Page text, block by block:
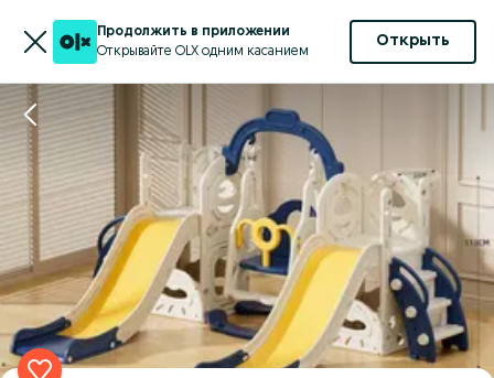
Продолжить в приложении
Открывайте OLX одним касанием
Открыть